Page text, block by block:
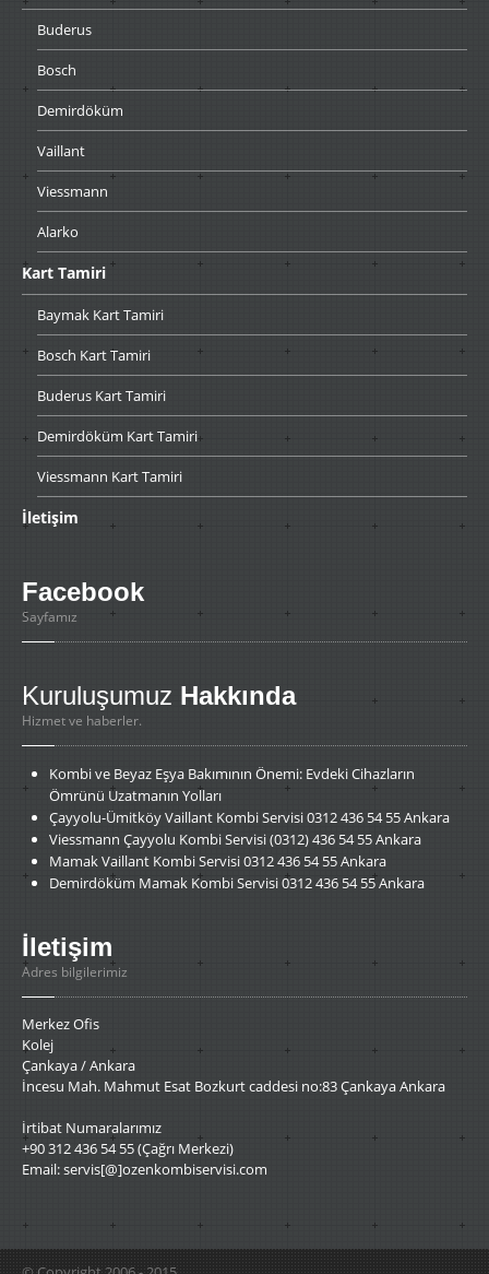
Buderus
Bosch
Demirdöküm
Vaillant
Viessmann
Alarko
Kart Tamiri
Baymak Kart Tamiri
Bosch Kart Tamiri
Buderus Kart Tamiri
Demirdöküm Kart Tamiri
Viessmann Kart Tamiri
İletişim
Facebook
Sayfamız
Kuruluşumuz Hakkında
Hizmet ve haberler.
Kombive Beyaz Eşya Bakımının Önemi: Evdeki Cihazların
Ömrünü Uzatmanın Yolları
Çayyolu-ÜmitköyVaillant Kombi Servisi 0312 436 54 55 Ankara
Viessmann Çayyolu Kombi Servisi (0312) 436 54 55 Ankara
MamakVaillant Kombi Servisi 0312 436 54 55 Ankara
Demirdöküm Mamak Kombi Servisi 0312 436 54 55 Ankara
İletişim
Adres bilgilerimiz
Merkez Ofis
Kolej
Çankaya / Ankara
İncesu Mah. Mahmut Esat Bozkurt caddesi no:83 Çankaya Ankara
İrtibat Numaralarımız
+90 312 436 54 55 (Çağrı Merkezi)
Email: servis[@]ozenkombiservisi.com